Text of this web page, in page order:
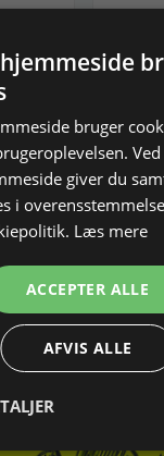
bruger
giver du
i
Læs mere
ACCEPTER ALLE
AFVIS ALLE